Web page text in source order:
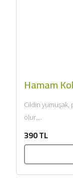
Hamam
Cildin yumuşak,
olur....
390 TL